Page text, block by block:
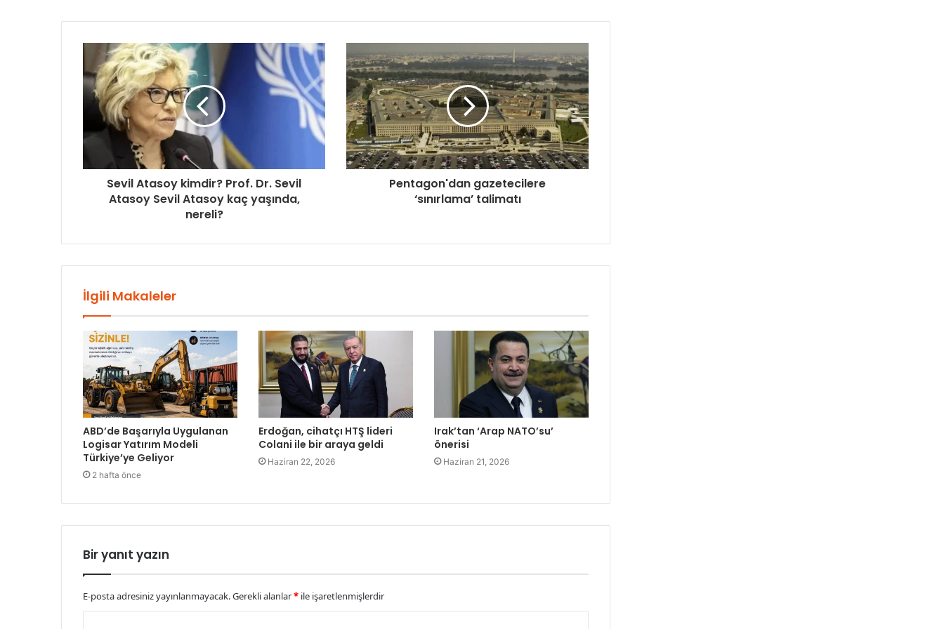
Sevil Atasoy kimdir? Prof. Dr. Sevil
Atasoy Sevil Atasoy kaç yaşında,
nereli?
Pentagon'dan gazetecilere
‘sınırlama’ talimatı
İlgili Makaleler
ABD’de Başarıyla Uygulanan
Logisar Yatırım Modeli
Türkiye’ye Geliyor
2 hafta önce
Erdoğan, cihatçı HTŞ lideri
Colani ile bir araya geldi
Haziran 22, 2026
Irak’tan ‘Arap NATO’su’
önerisi
Haziran 21, 2026
Bir yanıt yazın
E-posta adresiniz yayınlanmayacak.Gerekli alanlar* ile işaretlenmişlerdir